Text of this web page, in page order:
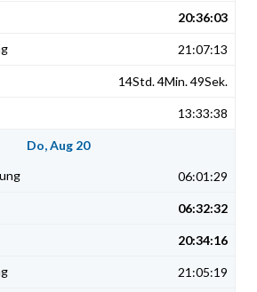
20:36:03
21:07:13
14Std. 4Min. 49Sek.
13:33:38
Do, Aug 20
06:01:29
06:32:32
20:34:16
21:05:19